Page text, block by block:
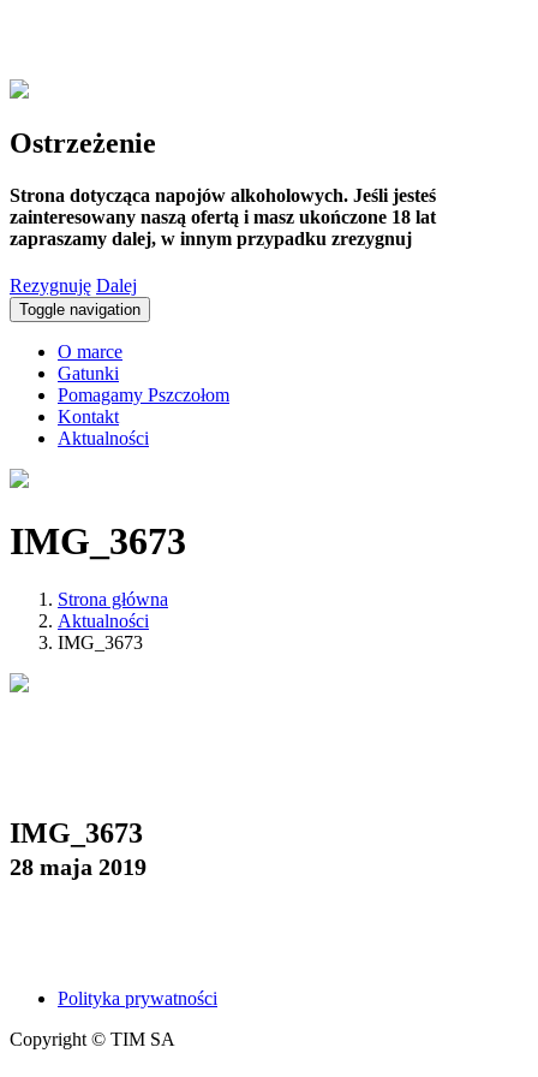
Ostrzeżenie
Strona dotycząca napojów alkoholowych. Jeśli jesteś
zainteresowany naszą ofertą i masz ukończone 18 lat
zapraszamy dalej, w innym przypadku zrezygnuj
Rezygnuję Dalej
Toggle navigation
O marce
Gatunki
Pomagamy Pszczołom
Kontakt
Aktualności
IMG_3673
Strona główna
Aktualności
IMG_3673
IMG_3673
28 maja 2019
Polityka prywatności
Copyright © TIM SA